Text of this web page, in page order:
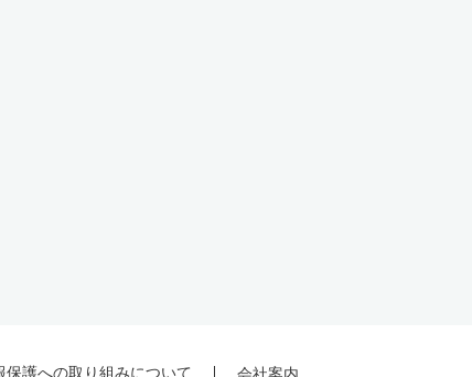
保護への取り組みについて